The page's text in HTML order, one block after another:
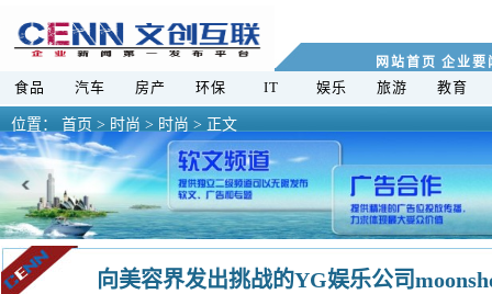
网站首页 企业要
食品 汽车 房产 环保 IT 娱乐 旅游 教育
位置： 首页 > 时尚 > 时尚 > 正文
向美容界发出挑战的YG娱乐公司